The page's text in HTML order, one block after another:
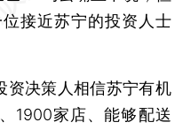
接近苏宁的投资人士
决策人相信苏宁有机
1900家店、能够配送